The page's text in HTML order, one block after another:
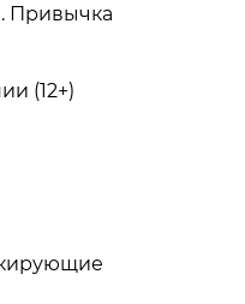
Привычка
(12+)